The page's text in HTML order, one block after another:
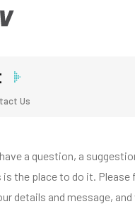
Us
a question, a
is the place to do it.
details and message,